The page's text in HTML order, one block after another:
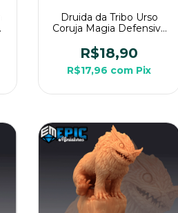
Druida da Tribo Urso
Coruja Magia Defensiva
3D Média Para RPG de
Mesa
R$18,90
R$17,96 com Pix